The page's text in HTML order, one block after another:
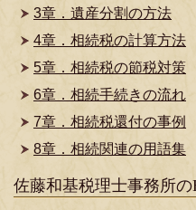
3章．遺産分割の方法
4章．相続税の計算方法
5章．相続税の節税対策
6章．相続手続きの流れ
7章．相続税還付の事例
8章．相続関連の用語集
佐藤和基税理士事務所の